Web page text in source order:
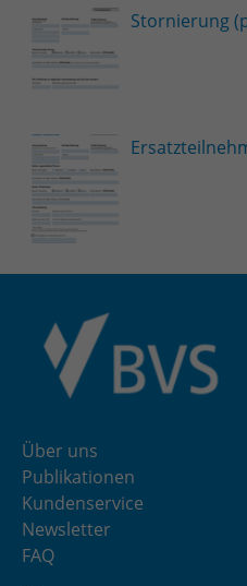
Stornierung
Über uns
Publikationen
Kundenservice
Newsletter
FAQ